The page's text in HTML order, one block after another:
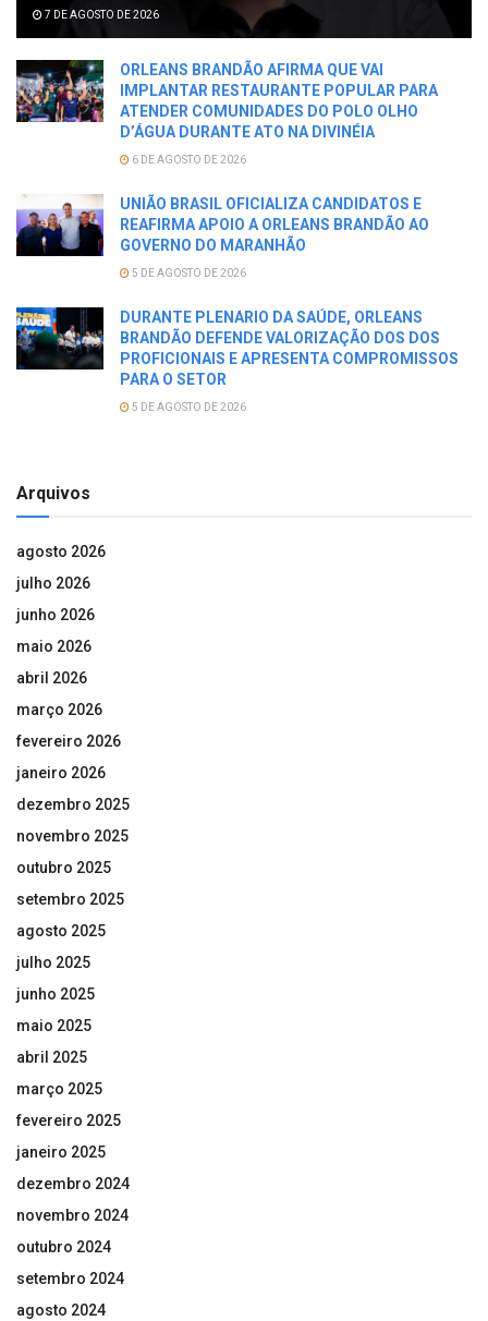
7 DE AGOSTO DE 2026
ORLEANS BRANDÃO AFIRMA QUE VAI
IMPLANTAR RESTAURANTE POPULAR PARA
ATENDER COMUNIDADES DO POLO OLHO
D’ÁGUA DURANTE ATO NA DIVINÉIA
6 DE AGOSTO DE 2026
UNIÃO BRASIL OFICIALIZA CANDIDATOS E
REAFIRMA APOIO A ORLEANS BRANDÃO AO
GOVERNO DO MARANHÃO
5 DE AGOSTO DE 2026
DURANTE PLENARIO DA SAÚDE, ORLEANS
BRANDÃO DEFENDE VALORIZAÇÃO DOS DOS
PROFICIONAIS E APRESENTA COMPROMISSOS
PARA O SETOR
5 DE AGOSTO DE 2026
Arquivos
agosto 2026
julho 2026
junho 2026
maio 2026
abril 2026
março 2026
fevereiro 2026
janeiro 2026
dezembro 2025
novembro 2025
outubro 2025
setembro 2025
agosto 2025
julho 2025
junho 2025
maio 2025
abril 2025
março 2025
fevereiro 2025
janeiro 2025
dezembro 2024
novembro 2024
outubro 2024
setembro 2024
agosto 2024